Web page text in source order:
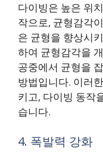
다이빙은 높은 위
작으로, 균형감각
은 균형을 향상시
하여 균형감각을
공중에서 균형을
방법입니다. 이러
키고, 다이빙 동작
습니다.
4. 폭발력 강화